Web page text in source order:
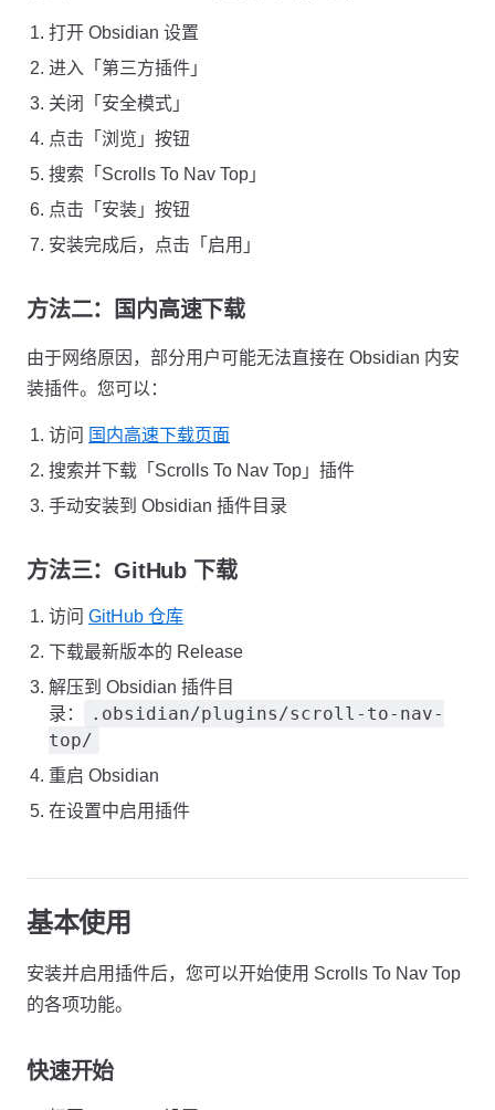
打开 Obsidian 设置
进入「第三方插件」
关闭「安全模式」
点击「浏览」按钮
搜索「Scrolls To Nav Top」
点击「安装」按钮
安装完成后，点击「启用」
方法二：国内高速下载
由于网络原因，部分用户可能无法直接在 Obsidian 内安
装插件。您可以：
访问 国内高速下载页面
搜索并下载「Scrolls To Nav Top」插件
手动安装到 Obsidian 插件目录
方法三：GitHub 下载
访问 GitHub 仓库
下载最新版本的 Release
解压到 Obsidian 插件目
录：
.obsidian/plugins/scroll-to-nav-
top/
重启 Obsidian
在设置中启用插件
基本使用
安装并启用插件后，您可以开始使用 Scrolls To Nav Top
的各项功能。
快速开始